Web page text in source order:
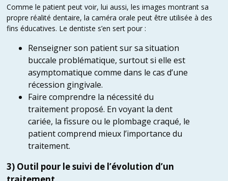
Comme le patient peut voir, lui aussi, les images montrant sa
propre réalité dentaire, la caméra orale peut être utilisée à des
fins éducatives. Le dentiste s’en sert pour :
Renseigner son patient sur sa situation
buccale problématique, surtout si elle est
asymptomatique comme dans le cas d’une
récession gingivale.
Faire comprendre la nécessité du
traitement proposé. En voyant la dent
cariée, la fissure ou le plombage craqué, le
patient comprend mieux l’importance du
traitement.
3) Outil pour le suivi de l’évolution d’un